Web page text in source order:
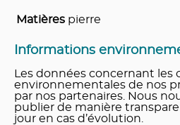
Matières pierre
Informations
Les données concernant les
environnementales de nos
par nos partenaires. Nous
publier de manière
jour en cas d’évolution.